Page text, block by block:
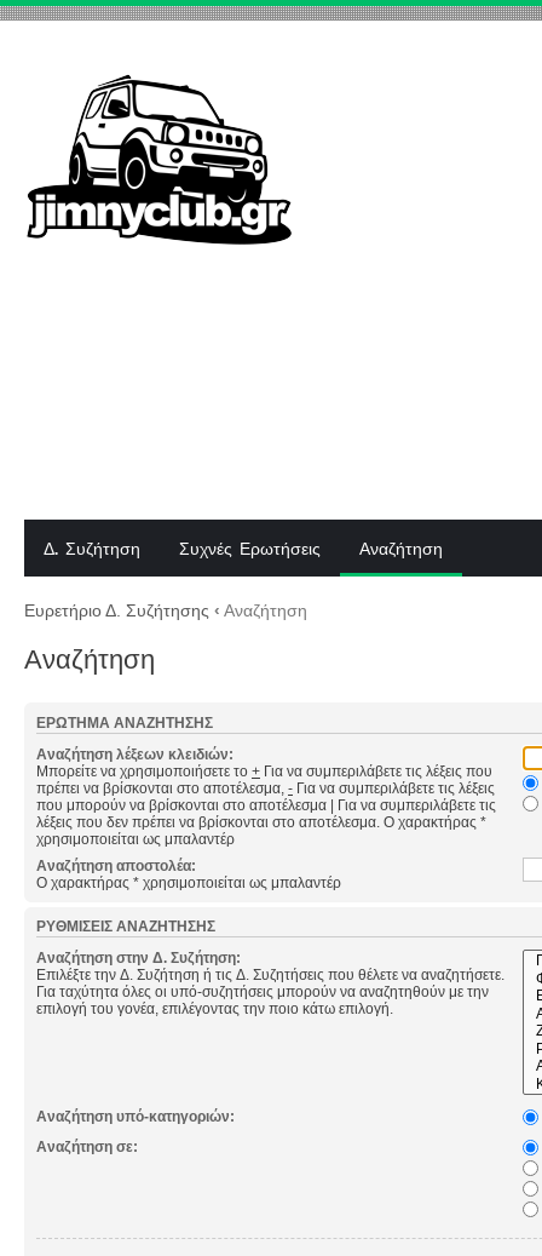
Δ. Συζήτηση Συχνές Ερωτήσεις Αναζήτηση
Ευρετήριο Δ. Συζήτησης ‹ Αναζήτηση
Αναζήτηση
ΕΡΏΤΗΜΑ ΑΝΑΖΉΤΗΣΗΣ
Αναζήτηση λέξεων κλειδιών:
Μπορείτε να χρησιμοποιήσετε το + Για να συμπεριλάβετε τις λέξεις που
πρέπει να βρίσκονται στο αποτέλεσμα, - Για να συμπεριλάβετε τις λέξεις
που μπορούν να βρίσκονται στο αποτέλεσμα | Για να συμπεριλάβετε τις
λέξεις που δεν πρέπει να βρίσκονται στο αποτέλεσμα. Ο χαρακτήρας *
χρησιμοποιείται ως μπαλαντέρ
Αναζήτηση αποστολέα:
Ο χαρακτήρας * χρησιμοποιείται ως μπαλαντέρ
ΡΥΘΜΊΣΕΙΣ ΑΝΑΖΉΤΗΣΗΣ
Αναζήτηση στην Δ. Συζήτηση:
Επιλέξτε την Δ. Συζήτηση ή τις Δ. Συζητήσεις που θέλετε να αναζητήσετε.
Για ταχύτητα όλες οι υπό-συζητήσεις μπορούν να αναζητηθούν με την
επιλογή του γονέα, επιλέγοντας την ποιο κάτω επιλογή.
Αναζήτηση υπό-κατηγοριών:
Αναζήτηση σε: